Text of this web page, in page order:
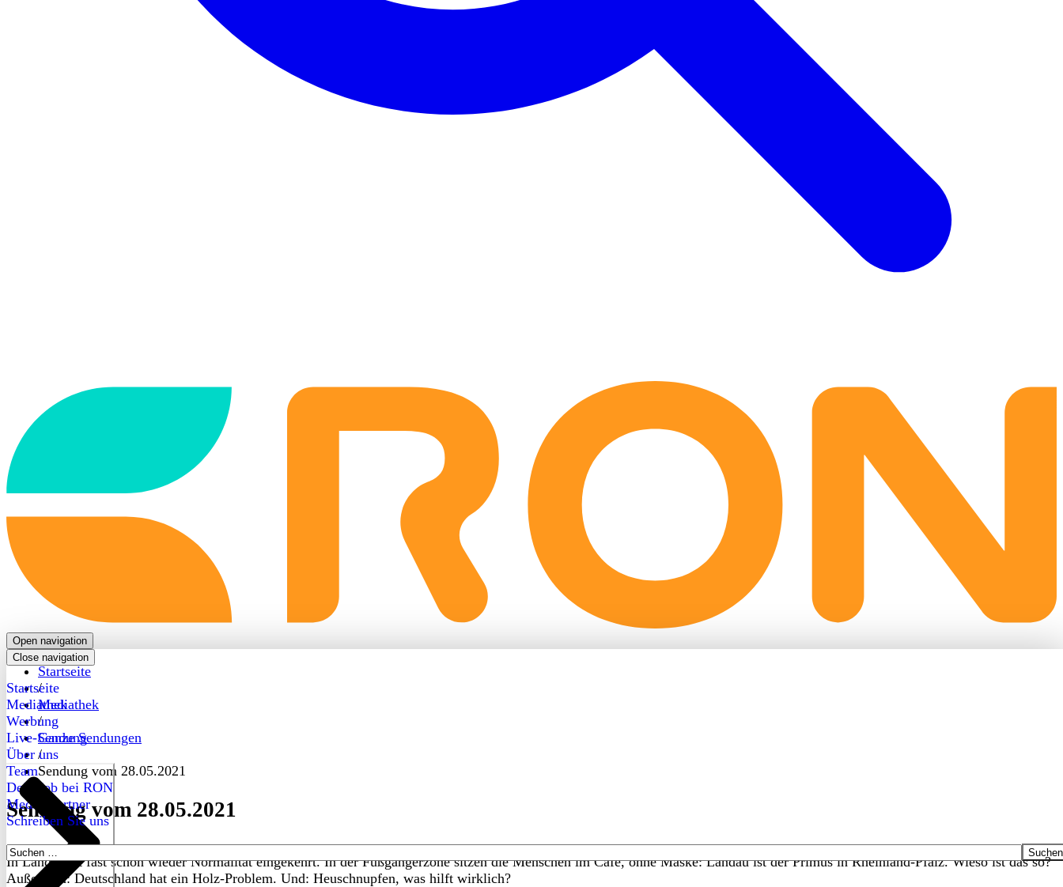
frontpage
Open navigation
Close navigation
Startseite
Mediathek
Werbung
Live-Sendung
Über uns
Team
Dein Job bei RON
Medienpartner
Schreiben Sie uns
Suchen
nach:
Startseite
/
Mediathek
/
Ganze Sendungen
/
Sendung vom 28.05.2021
Sendung vom 28.05.2021
In Landau ist fast schon wieder Normalität eingekehrt. In der Fußgängerzone sitzen die Menschen im Café, ohne Maske: Landau ist der Primus in Rheinland-Pfalz. Wieso ist das so?
Außerdem: Deutschland hat ein Holz-Problem. Und: Heuschnupfen, was hilft wirklich?